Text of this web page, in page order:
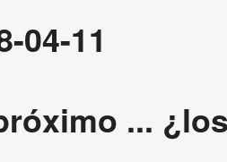
04-11
...